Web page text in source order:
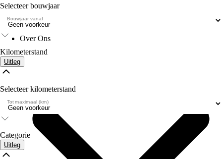
Over Ons
Selecteer bouwjaar
Bouwjaar vanaf
Kilometerstand
Uitleg
Selecteer kilometerstand
Tot maximaal (km)
Categorie
Uitleg